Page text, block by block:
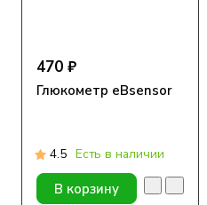
470 ₽
Глюкометр eBsensor
4.5 Есть в наличии
В корзину